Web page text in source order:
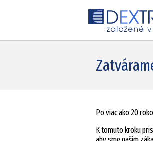
Po viac ako 20
K tomuto kroku